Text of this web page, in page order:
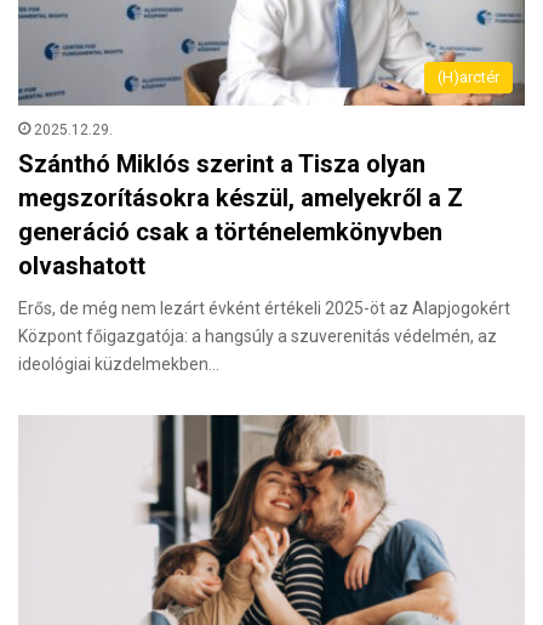
(H)arctér
2025.12.29.
Szánthó Miklós szerint a Tisza olyan
megszorításokra készül, amelyekről a Z
generáció csak a történelemkönyvben
olvashatott
Erős, de még nem lezárt évként értékeli 2025-öt az Alapjogokért
Központ főigazgatója: a hangsúly a szuverenitás védelmén, az
ideológiai küzdelmekben…